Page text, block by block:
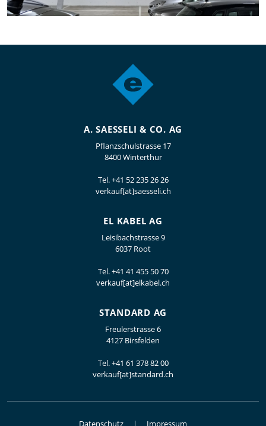
A. SAESSELI & CO. AG
Pflanzschulstrasse 17
8400 Winterthur
Tel.+41 52 235 26 26
verkauf[at]saesseli.ch
EL KABEL AG
Leisibachstrasse 9
6037 Root
Tel.+41 41 455 50 70
verkauf[at]elkabel.ch
STANDARD AG
Freulerstrasse 6
4127 Birsfelden
Tel.+41 61 378 82 00
verkauf[at]standard.ch
Datenschutz Impressum